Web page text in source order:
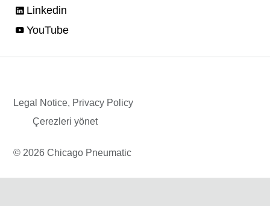
Linkedin
YouTube
Legal Notice, Privacy Policy
Çerezleri yönet
© 2026 Chicago Pneumatic